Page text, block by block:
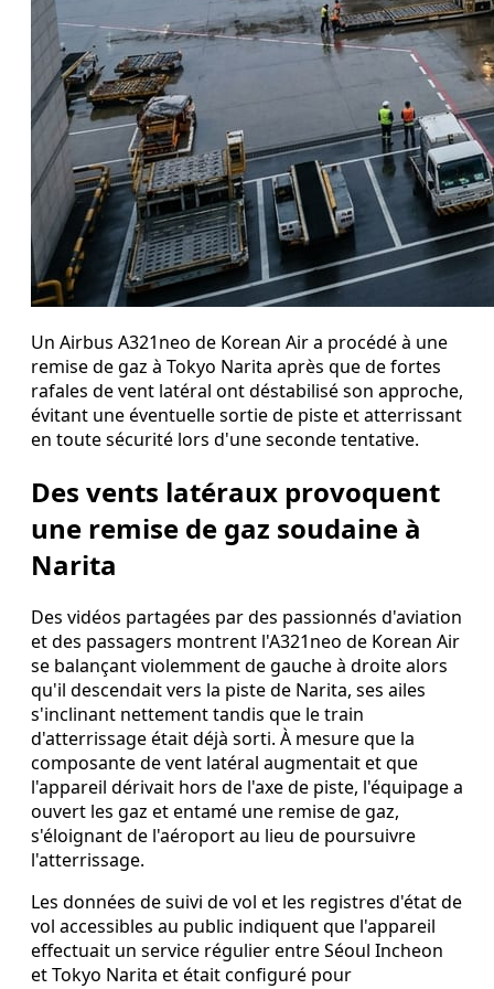
Un Airbus A321neo de Korean Air a procédé à une
remise de gaz à Tokyo Narita après que de fortes
rafales de vent latéral ont déstabilisé son approche,
évitant une éventuelle sortie de piste et atterrissant
en toute sécurité lors d'une seconde tentative.
Des vents latéraux provoquent
une remise de gaz soudaine à
Narita
Des vidéos partagées par des passionnés d'aviation
et des passagers montrent l'A321neo de Korean Air
se balançant violemment de gauche à droite alors
qu'il descendait vers la piste de Narita, ses ailes
s'inclinant nettement tandis que le train
d'atterrissage était déjà sorti. À mesure que la
composante de vent latéral augmentait et que
l'appareil dérivait hors de l'axe de piste, l'équipage a
ouvert les gaz et entamé une remise de gaz,
s'éloignant de l'aéroport au lieu de poursuivre
l'atterrissage.
Les données de suivi de vol et les registres d'état de
vol accessibles au public indiquent que l'appareil
effectuait un service régulier entre Séoul Incheon
et Tokyo Narita et était configuré pour